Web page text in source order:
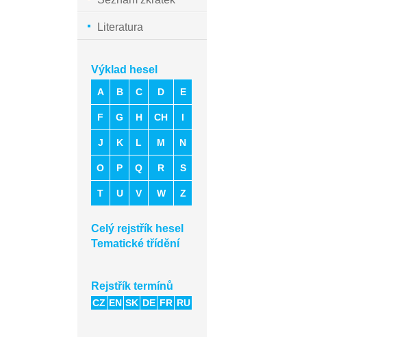
Literatura
Výklad hesel
A B C D E
F G H CH I
J K L M N
O P Q R S
T U V W Z
Celý rejstřík hesel
Tematické třídění
Rejstřík termínů
CZ EN SK DE FR RU